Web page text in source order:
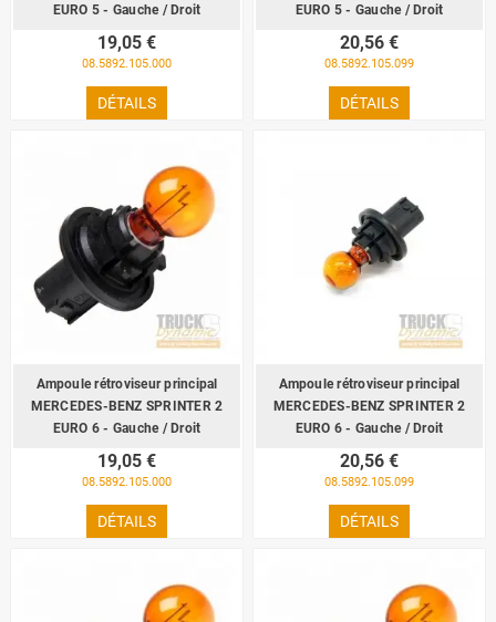
EURO 5 - Gauche / Droit
19,05 €
08.5892.105.000
DÉTAILS
EURO 5 - Gauche / Droit
20,56 €
08.5892.105.099
DÉTAILS
Ampoule rétroviseur principal
MERCEDES-BENZ SPRINTER 2
EURO 6 - Gauche / Droit
19,05 €
08.5892.105.000
DÉTAILS
Ampoule rétroviseur principal
MERCEDES-BENZ SPRINTER 2
EURO 6 - Gauche / Droit
20,56 €
08.5892.105.099
DÉTAILS